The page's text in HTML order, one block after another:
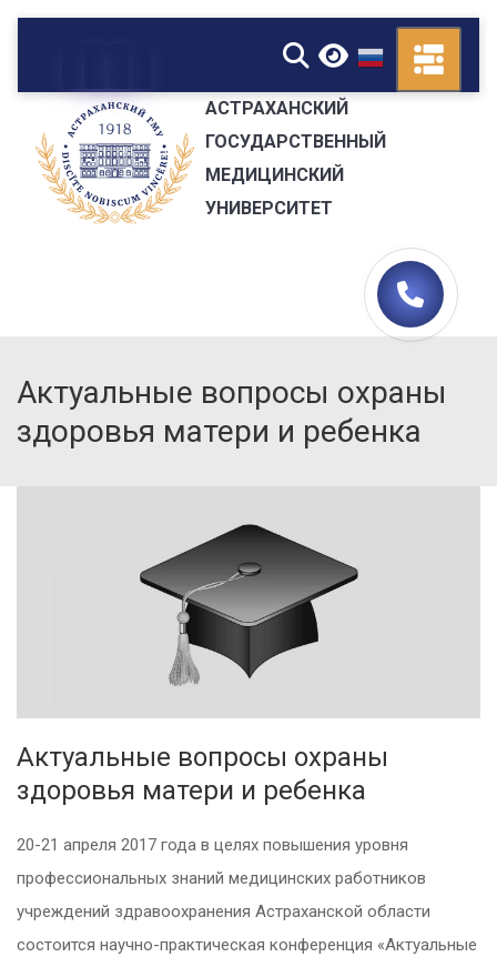
▼
АСТРАХАНСКИЙ
ГОСУДАРСТВЕННЫЙ
МЕДИЦИНСКИЙ
УНИВЕРСИТЕТ
Актуальные вопросы охраны
здоровья матери и ребенка
Актуальные вопросы охраны
здоровья матери и ребенка
20-21 апреля 2017 года в целях повышения уровня
профессиональных знаний медицинских работников
учреждений здравоохранения Астраханской области
состоится научно-практическая конференция «Актуальные